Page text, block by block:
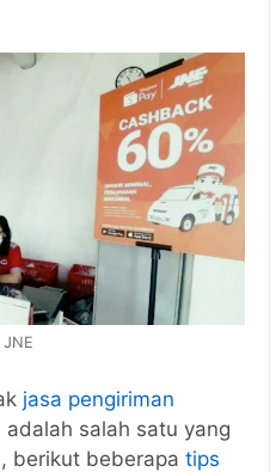
jasa pengiriman
adalah salah satu yang
, berikut beberapa tips